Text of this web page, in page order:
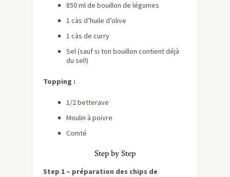
850 ml de bouillon de légumes
1 càs d’huile d’olive
1 càs de curry
Sel (sauf si ton bouillon contient déjà
du sel!)
Topping :
1/2 betterave
Moulin à poivre
Comté
Step by Step
Step 1 – préparation des chips de